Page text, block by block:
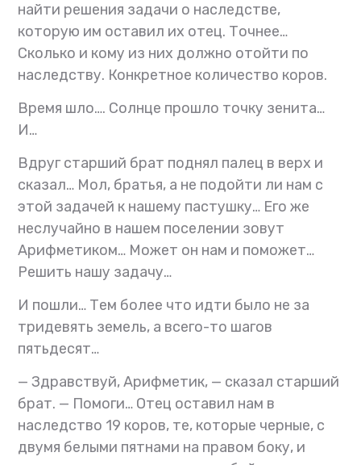
найти решения задачи о наследстве,
которую им оставил их отец. Точнее…
Сколько и кому из них должно отойти по
наследству. Конкретное количество коров.
Время шло…. Солнце прошло точку зенита…
И…
Вдруг старший брат поднял палец в верх и
сказал… Мол, братья, а не подойти ли нам с
этой задачей к нашему пастушку… Его же
неслучайно в нашем поселении зовут
Арифметиком… Может он нам и поможет…
Решить нашу задачу…
И пошли… Тем более что идти было не за
тридевять земель, а всего-то шагов
пятьдесят…
— Здравствуй, Арифметик, — сказал старший
брат. — Помоги… Отец оставил нам в
наследство 19 коров, те, которые черные, с
двумя белыми пятнами на правом боку, и